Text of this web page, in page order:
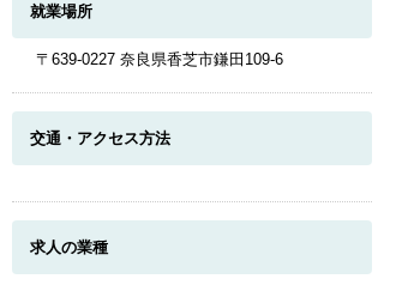
就業場所
〒639-0227 奈良県香芝市鎌田109-6
交通・アクセス方法
求人の業種